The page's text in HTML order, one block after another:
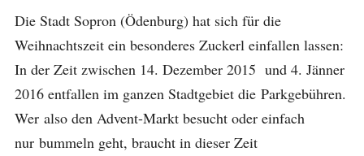
Die Stadt Sopron (Ödenburg) hat sich für die
Weihnachtszeit ein besonderes Zuckerl einfallen lassen:
In der Zeit zwischen 14. Dezember 2015 und 4. Jänner
2016 entfallen im ganzen Stadtgebiet die Parkgebühren.
Wer also den Advent-Markt besucht oder einfach
nur bummeln geht, braucht in dieser Zeit